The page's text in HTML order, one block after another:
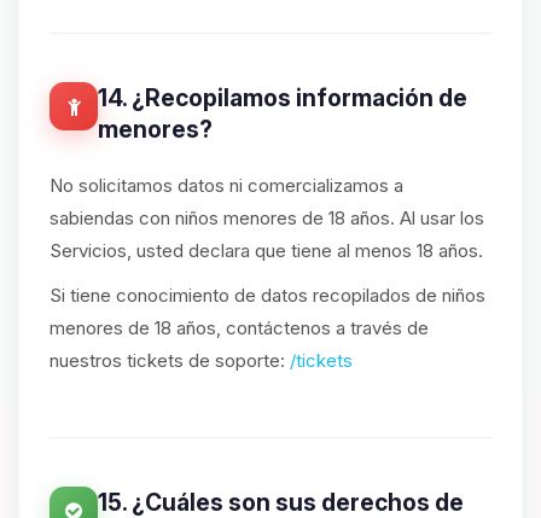
14. ¿Recopilamos información de
menores?
No solicitamos datos ni comercializamos a
sabiendas con niños menores de 18 años. Al usar los
Servicios, usted declara que tiene al menos 18 años.
Si tiene conocimiento de datos recopilados de niños
menores de 18 años, contáctenos a través de
nuestros tickets de soporte: /tickets
15. ¿Cuáles son sus derechos de